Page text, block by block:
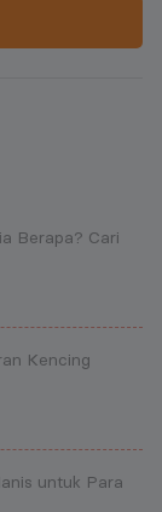
Berapa? Cari
Kencing
untuk Para